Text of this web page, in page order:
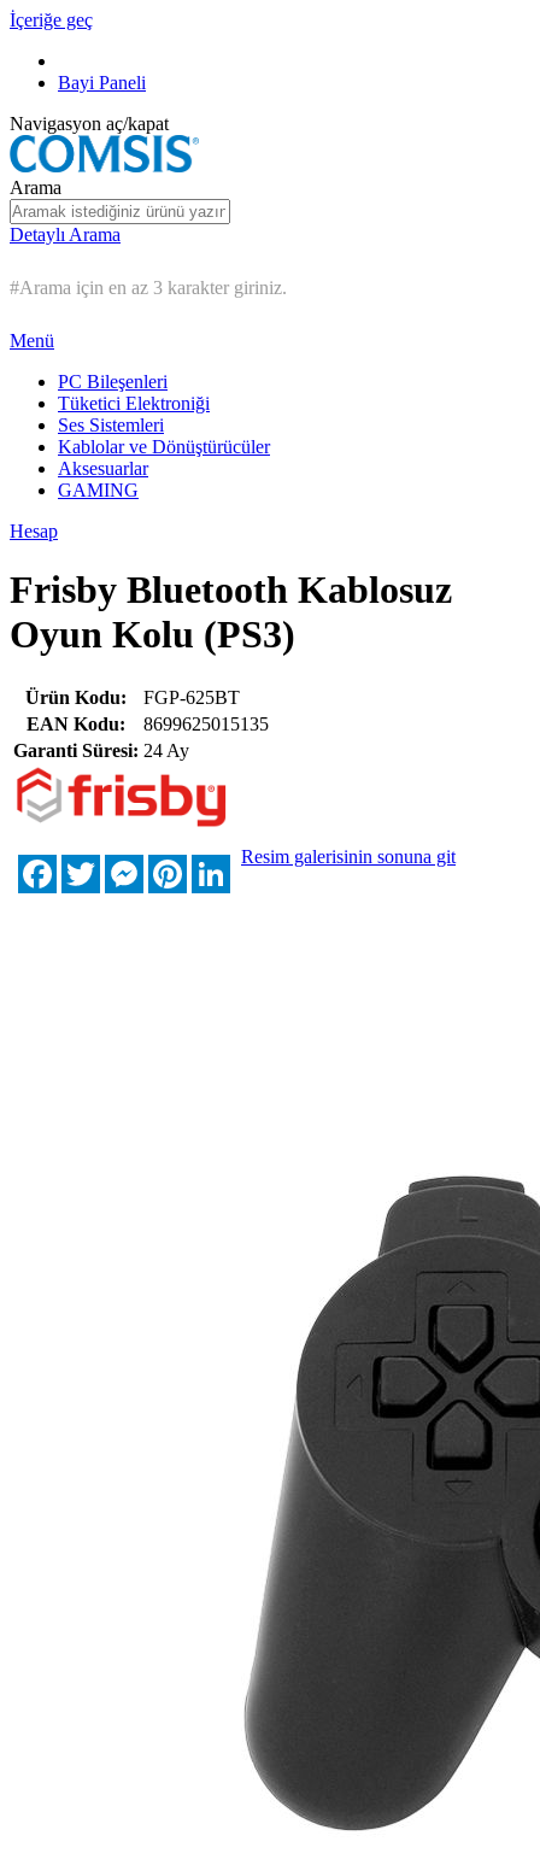
İçeriğe geç
Bayi Paneli
Navigasyon aç/kapat
Arama
Detaylı Arama
#Arama için en az 3 karakter giriniz.
Menü
PC Bileşenleri
Tüketici Elektroniği
Ses Sistemleri
Kablolar ve Dönüştürücüler
Aksesuarlar
GAMING
Hesap
Frisby Bluetooth Kablosuz
Oyun Kolu (PS3)
Ürün Kodu:
FGP-625BT
EAN Kodu:
8699625015135
Garanti Süresi: 24 Ay
FacebookTwitterMessengerPinterestLinkedIn
Resim galerisinin sonuna git